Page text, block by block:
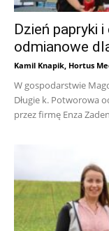
Dzień papryki
odmianowe
Kamil Knapik, Hortus
W gospodarstwie
Długie k. Potworowa
przez firmę Enza